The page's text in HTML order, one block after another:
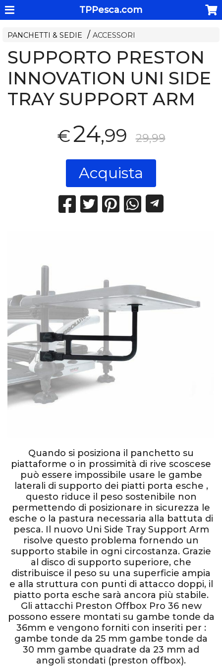
TPPesca.com
PANCHETTI & SEDIE ACCESSORI
SUPPORTO PRESTON
INNOVATION UNI SIDE
TRAY SUPPORT ARM
€24,99 29,99
Acquista
Quando si posiziona il panchetto su
piattaforme o in prossimità di rive scoscese
può essere impossibile usare le gambe
laterali di supporto dei piatti porta esche ,
questo riduce il peso sostenibile non
permettendo di posizionare in sicurezza le
esche o la pastura necessaria alla battuta di
pesca. Il nuovo Uni Side Tray Support Arm
risolve questo problema fornendo un
supporto stabile in ogni circostanza. Grazie
al disco di supporto superiore, che
distribuisce il peso su una superficie ampia
e alla struttura con punti di attacco doppi, il
piatto porta esche sarà ancora più stabile.
Gli attacchi Preston Offbox Pro 36 new
possono essere montati su gambe tonde da
36mm e vengono forniti con inseriti per :
gambe tonde da 25 mm gambe tonde da
30 mm gambe quadrate da 23 mm ad
angoli stondati (preston offbox).